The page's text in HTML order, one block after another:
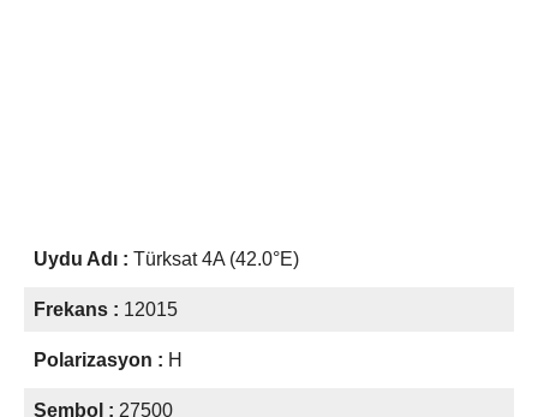
Uydu Adı : Türksat 4A (42.0°E)
Frekans : 12015
Polarizasyon : H
Sembol : 27500